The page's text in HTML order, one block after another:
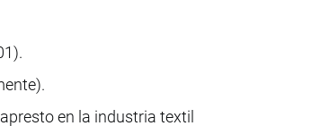
en la industria textil